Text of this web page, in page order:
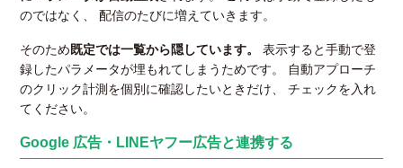
のではなく、 配信のたびに増えていきます。
そのため既定では一覧から隠しています。
表示すると手動で登
録したパラメータが埋もれてしまうためです。 自動アプローチ
のクリック計測を個別に確認したいときだけ、 チェックを入れ
てください。
Google 広告・LINEヤフー広告と連携する